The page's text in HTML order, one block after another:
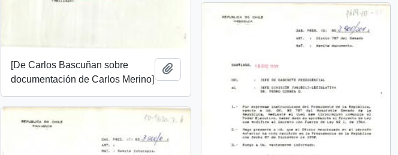
[De Carlos Bascuñan sobre
documentación de Carlos Merino]
Añadir al portapapeles